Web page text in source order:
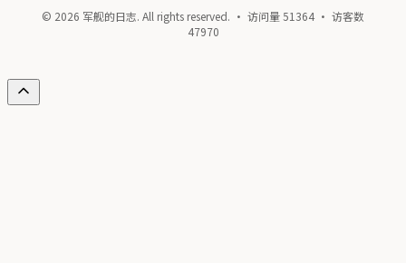
© 2026 军舰的日志. All rights reserved. · 访问量51364 · 访客数
47970